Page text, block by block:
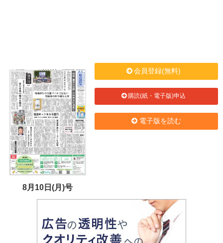
8月10日(月)号
会員登録(無料)
購読(紙・電子版)申込
電子版を読む